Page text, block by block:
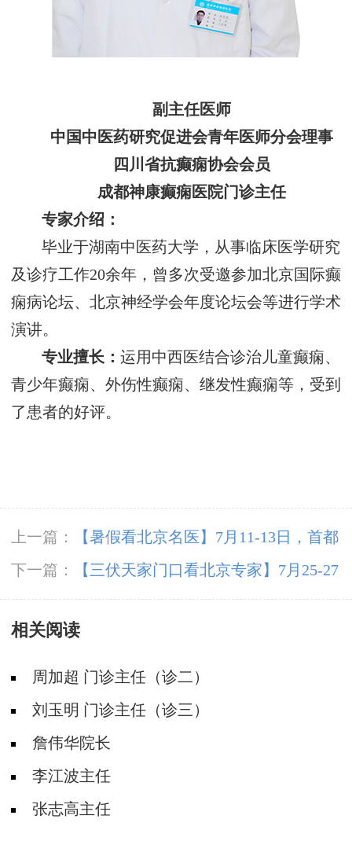
副主任医师
中国中医药研究促进会青年医师分会理事
四川省抗癫痫协会会员
成都神康癫痫医院门诊主任
专家介绍：
毕业于湖南中医药大学，从事临床医学研究
及诊疗工作20余年，曾多次受邀参加北京国际癫
痫病论坛、北京神经学会年度论坛会等进行学术
演讲。
专业擅长：运用中西医结合诊治儿童癫痫、
青少年癫痫、外伤性癫痫、继发性癫痫等，受到
了患者的好评。
上一篇：
【暑假看北京名医】7月11-13日，首都
医科大学附属北京朝阳医院周立春博士领衔暑期
会诊‌
下一篇：
【三伏天家门口看北京专家】7月25-27
日，北京大学首钢医院高伟教授亲临成都会诊，
速约!‌
相关阅读
周加超 门诊主任（诊二）
刘玉明 门诊主任（诊三）
詹伟华院长
李江波主任
张志高主任